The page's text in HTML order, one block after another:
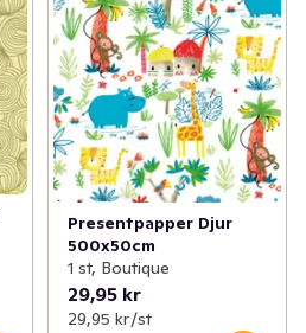
Presentpapper Djur
500x50cm
1 st, Boutique
29,95 kr
29,95 kr /st